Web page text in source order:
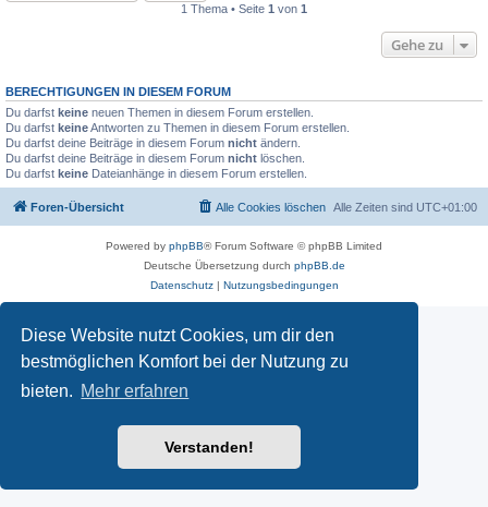
Diese Website nutzt Cookies, um dir den
bestmöglichen Komfort bei der Nutzung zu
bieten. Mehr erfahren
Verstanden!
1 Thema • Seite 1 von 1
Gehe zu
BERECHTIGUNGEN IN DIESEM FORUM
Du darfst keine neuen Themen in diesem Forum erstellen.
Du darfst keineAntworten zu Themen in diesem Forum erstellen.
Du darfst deine Beiträge in diesem Forum nicht ändern.
Du darfst deine Beiträge in diesem Forum nicht löschen.
Du darfst keine Dateianhänge in diesem Forum erstellen.
Foren-Übersicht Alle Zeiten sind UTC+01:00
Alle Cookies löschen
Powered by phpBB® Forum Software © phpBB Limited
Deutsche Übersetzung durch phpBB.de
Datenschutz| Nutzungsbedingungen